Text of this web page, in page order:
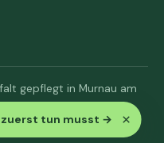
zuerst tun musst → ×
gepflegt in Murnau am